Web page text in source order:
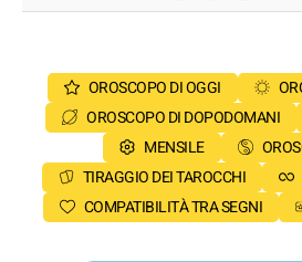
OROSCOPO DI OGGI
OROSCOPO DI DOPODOMANI
MENSILE
TIRAGGIO DEI TAROCCHI
COMPATIBILITÀ TRA SEGNI